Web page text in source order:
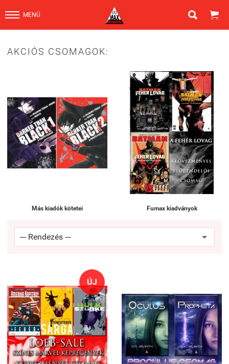
MENÜ  
AKCIÓS CSOMAGOK:
Más kiadók kötetei Fumax kiadványok
ÚJ